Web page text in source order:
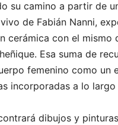
su camino a partir de
de Fabián Nanni,
cerámica con el
Esa suma de
femenino como un
incorporadas a lo
dibujos y